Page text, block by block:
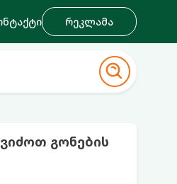
რეკლამა
გონების